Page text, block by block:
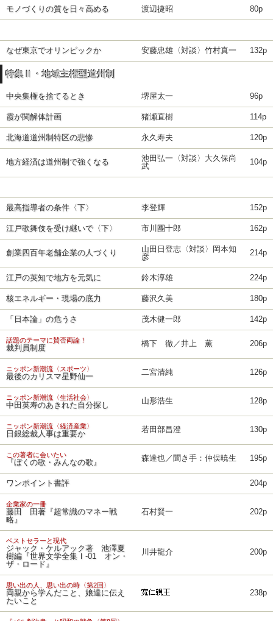
モノづくりの質を日々高める 渡辺捷昭 80p
なぜ東京でオリンピックか 安藤忠雄〈対談〉竹村真一 132p
特集Ⅱ・地域主権型道州制
中央集権を捨てるとき 堺屋太一 96p
霞が関解体計画 猪瀬直樹 114p
北海道道州制特区の悲惨 永久寿夫 120p
地方経済は道州制で強くなる
池田弘一〈対談〉大久保尚
武
104p
最高指導者の条件〈下〉 李登輝 152p
江戸歌舞伎を受け継いで〈下〉 市川團十郎 162p
創業四百年老舗企業の人づくり
山田日登志〈対談〉岡本知
彦
214p
江戸の英知で地方を元気に 鈴木淳雄 224p
核エネルギー・現場の底力 藤沢久美 180p
「日本論」の危うさ 茂木健一郎 142p
話題のテーマに賛否両論！
裁判員制度 橋下 徹／井上 薫 206p
ニッポン新潮流〈スポーツ〉
最後のカリスマ星野仙一 二宮清純 126p
ニッポン新潮流〈生活社会〉
中田英寿のあきれた自分探し 山形浩生 128p
ニッポン新潮流〈経済産業〉
日銀総裁人事は重要か 若田部昌澄 130p
この著者に会いたい
『ぼくの歌・みんなの歌』 森達也／聞き手：仲俣暁生 195p
ワンポイント書評 204p
企業家の一冊
藤田 田著『超常識のマネー戦
略』
石村賢一 202p
ベストセラーと現代
ジャック・ケルアック著 池澤夏
樹編『世界文学全集Ⅰ-01 オン・
ザ・ロード』
川井龍介 200p
思い出の人、思い出の時〈第2回〉
両親から学んだこと、娘達に伝え
たいこと
238p